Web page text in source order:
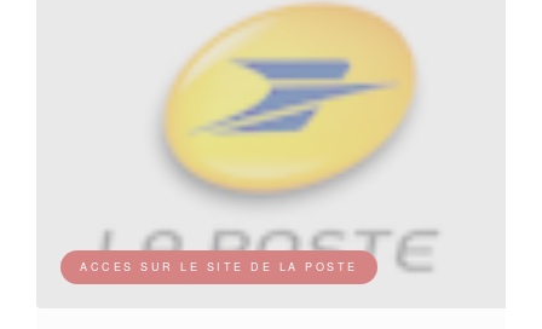
ACCES SUR LE SITE DE LA POSTE